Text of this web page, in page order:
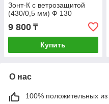
Зонт-К с ветрозащитой
(430/0,5 мм) Ф 130
9 800 ₸
Купить
О нас
100% положительных из